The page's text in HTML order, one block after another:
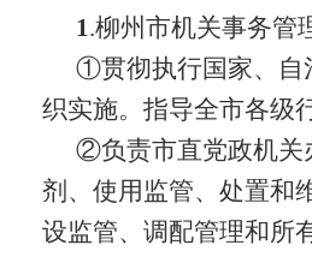
1.柳州市机关事务管
①贯彻执行国家、
织实施。指导全市各级
②负责市直党政机
剂、使用监管、处置和
设监管、调配管理和所